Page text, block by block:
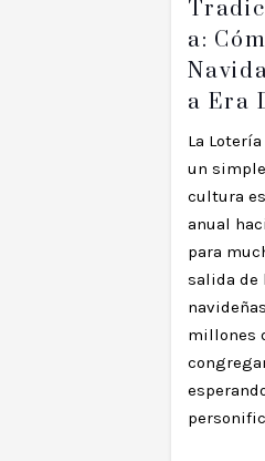
A:
A Era
La
un
cultura
anual
para
salida de
millones